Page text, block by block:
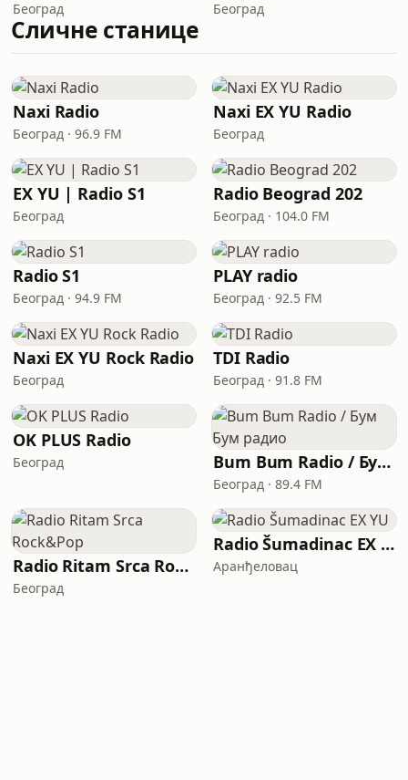
Београд Београд
Сличне станице
Naxi Radio
Београд · 96.9 FM
Naxi EX YU Radio
Београд
EX YU | Radio S1
Београд
Radio Beograd 202
Београд · 104.0 FM
Radio S1
Београд · 94.9 FM
PLAY radio
Београд · 92.5 FM
Naxi EX YU Rock Radio
Београд
TDI Radio
Београд · 91.8 FM
OK PLUS Radio
Београд Bum Bum Radio / Бум Бум радио
Београд · 89.4 FM
Radio Ritam Srca Rock&Pop
Београд
Radio Šumadinac EX YU
Аранђеловац